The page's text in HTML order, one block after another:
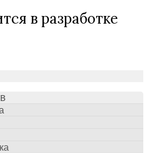
в разработке